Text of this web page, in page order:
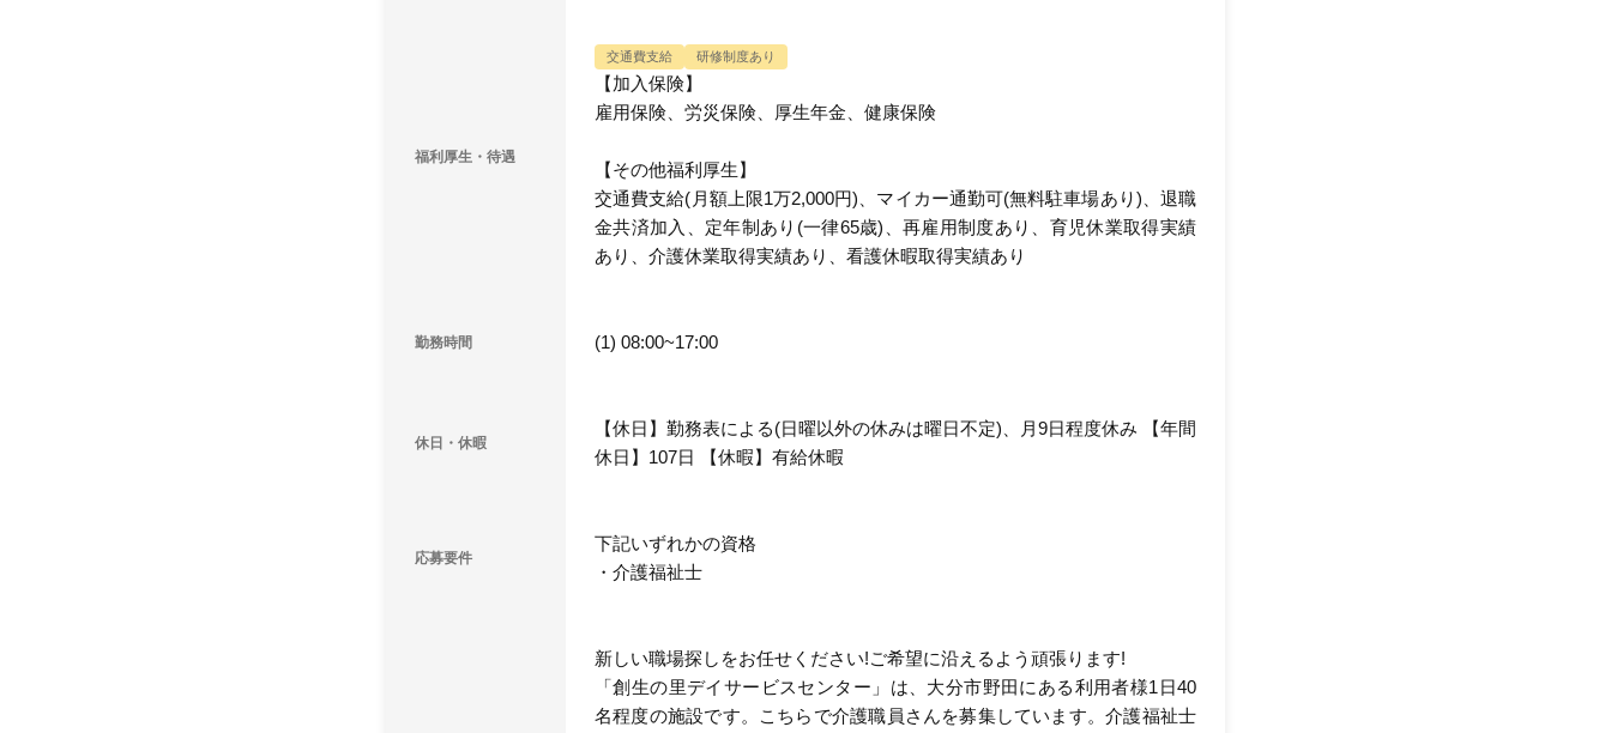
福利厚生・待遇
交通費支給 研修制度あり
【加入保険】
雇用保険、労災保険、厚生年金、健康保険
【その他福利厚生】
交通費支給(月額上限1万2,000円)、マイカー通勤可(無料駐車場あり)、退職
金共済加入、定年制あり(一律65歳)、再雇用制度あり、育児休業取得実績
あり、介護休業取得実績あり、看護休暇取得実績あり
勤務時間 (1) 08:00~17:00
休日・休暇
【休日】勤務表による(日曜以外の休みは曜日不定)、月9日程度休み 【年間
休日】107日 【休暇】有給休暇
応募要件
下記いずれかの資格
・介護福祉士
新しい職場探しをお任せください!ご希望に沿えるよう頑張ります!
「創生の里デイサービスセンター」は、大分市野田にある利用者様1日40
名程度の施設です。こちらで介護職員さんを募集しています。介護福祉士